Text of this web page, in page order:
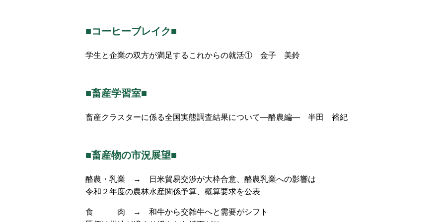
■コーヒーブレイク■
学生と企業の双方が満足するこれからの就活① 金子 美鈴
■畜産学習室■
畜産クラスターに係る全国実態調査結果について―酪農編― 半田 裕紀
■畜産物の市況展望■
酪農・乳業 → 日米貿易交渉が大枠合意、酪農乳業への影響は
令和２年度の農林水産関係予算、概算要求を公表
食 肉 → 和牛から交雑牛へと需要がシフト